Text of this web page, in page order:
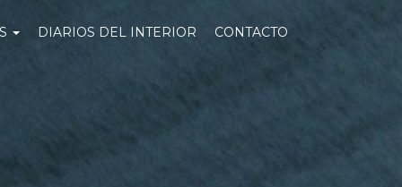
DIARIOS DEL INTERIOR CONTACTO